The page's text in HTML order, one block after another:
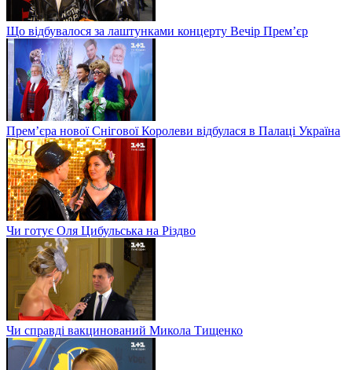
Що відбувалося за лаштунками концерту Вечір Прем’єр
Прем’єра нової Снігової Королеви відбулася в Палаці Україна
Чи готує Оля Цибульська на Різдво
Чи справді вакцинований Микола Тищенко